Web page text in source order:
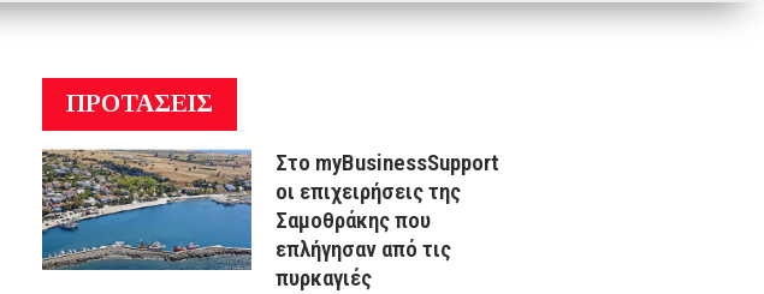
ΠΡΟΤΑΣΕΙΣ
Στο myBusinessSupport
οι επιχειρήσεις της
Σαμοθράκης που
επλήγησαν από τις
πυρκαγιές